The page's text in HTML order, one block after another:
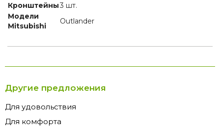
Кронштейны3 шт.
Модели
Mitsubishi
Outlander
Другие предложения
Для удовольствия
Для комфорта